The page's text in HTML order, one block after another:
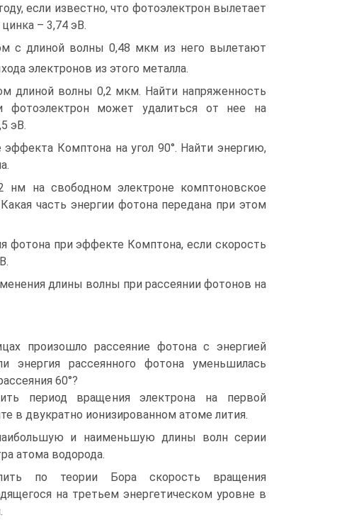
если известно, что фотоэлектрон вылетает
– 3,74 эВ.
с длиной волны 0,48 мкм из него вылетают
электронов из этого металла.
длиной волны 0,2 мкм. Найти напряженность
фотоэлектрон может удалиться от нее на
эВ.
Комптона на угол 90°. Найти энергию,
нм на свободном электроне комптоновское
часть энергии фотона передана при этом
фотона при эффекте Комптона, если скорость
длины волны при рассеянии фотонов на
произошло рассеяние фотона с энергией
энергия рассеянного фотона уменьшилась
60°?
период вращения электрона на первой
в двукратно ионизированном атоме лития.
и наименьшую длины волн серии
атома водорода.
по теории Бора скорость вращения
на третьем энергетическом уровне в